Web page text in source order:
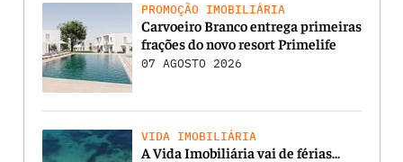
PROMOÇÃO IMOBILIÁRIA
Carvoeiro Branco entrega primeiras
frações do novo resort Primelife
07 AGOSTO 2026
VIDA IMOBILIÁRIA
A Vida Imobiliária vai de férias…